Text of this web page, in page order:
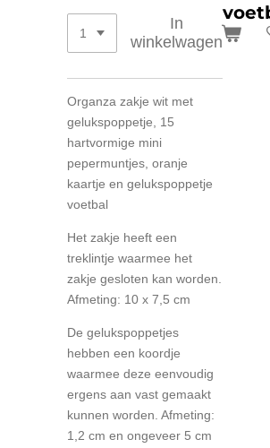
In
winkelwagen
Organza zakje wit met
gelukspoppetje, 15
hartvormige mini
pepermuntjes, oranje
kaartje en gelukspoppetje
voetbal
Het zakje heeft een
treklintje waarmee het
zakje gesloten kan worden.
Afmeting: 10 x 7,5 cm
De gelukspoppetjes
hebben een koordje
waarmee deze eenvoudig
ergens aan vast gemaakt
kunnen worden. Afmeting:
1,2 cm en ongeveer 5 cm